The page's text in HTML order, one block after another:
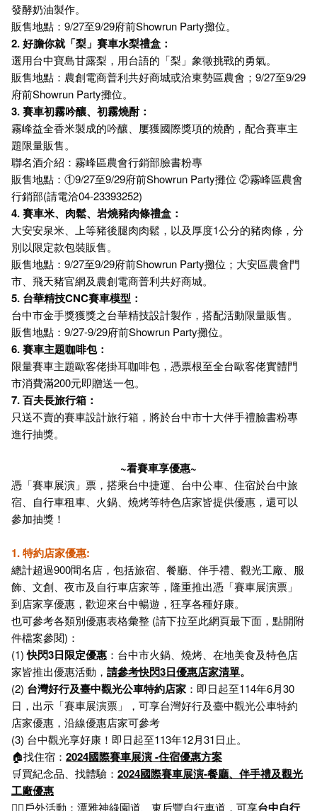
發酵奶油製作。
販售地點：9/27至9/29府前Showrun Party攤位。
2. 好膽你就「梨」賽車水梨禮盒：
選用台中寶島甘露梨，用台語的「梨」象徵挑戰的勇氣。
販售地點：農創電商普利共好商城或洽東勢區農會；9/27至9/29
府前Showrun Party攤位。
3. 賽車初霧吟釀、初霧燒酎：
霧峰益全香米製成的吟釀、屢獲國際獎項的燒酌，配合賽車主
題限量販售。
聯名酒介紹：霧峰區農會行銷部臉書粉專
販售地點：①9/27至9/29府前Showrun Party攤位 ②霧峰區農會
行銷部(請電洽04-23393252)
4. 賽車米、肉鬆、岩燒豬肉條禮盒：
大安安泉米、上等豬後腿肉肉鬆，以及厚度1公分的豬肉條，分
別以限定款包裝販售。
販售地點：9/27至9/29府前Showrun Party攤位；大安區農會門
市、飛天豬官網及農創電商普利共好商城。
5. 台華精技CNC賽車模型：
台中市金手獎獲獎之台華精技設計製作，搭配活動限量販售。
販售地點：9/27-9/29府前Showrun Party攤位。
6. 賽車主題咖啡包：
限量賽車主題歐客佬掛耳咖啡包，憑票根至全台歐客佬實體門
市消費滿200元即贈送一包。
7. 百夫長旅行箱：
只送不賣的賽車設計旅行箱，將於台中市十大伴手禮臉書粉專
進行抽獎。
~看賽車享優惠~
憑「賽車展演」票，搭乘台中捷運、台中公車、住宿於台中旅
宿、自行車租車、火鍋、燒烤等特色店家皆提供優惠，還可以
參加抽獎！
1. 特約店家優惠:
總計超過900間名店，包括旅宿、餐廳、伴手禮、觀光工廠、服
飾、文創、夜市及自行車店家等，隆重推出憑「賽車展演票」
到店家享優惠，歡迎來台中暢遊，狂享各種好康。
也可參考各類別優惠表格彙整 (請下拉至此網頁最下面，點開附
件檔案參閱)：
(1)快閃3日限定優惠 ：台中市火鍋、燒烤、在地美食及特色店
家皆推出優惠活動， 請參考快閃3日優惠店家清單。
(2) 台灣好行及臺中觀光公車特約店家 ：即日起至114年6月30
日，出示「賽車展演票」，可享台灣好行及臺中觀光公車特約
店家優惠，沿線優惠店家可參考
(3) 台中觀光享好康！即日起至113年12月31日止。
🏠️找住宿： 2024國際賽車展演 -住宿優惠方案
🛒買紀念品、找體驗： 2024國際賽車展演-餐廳、伴手禮及觀光
工廠優惠
🚴‍♂️戶外活動：潭雅神綠園道、東后豐自行車道，可享台中自行